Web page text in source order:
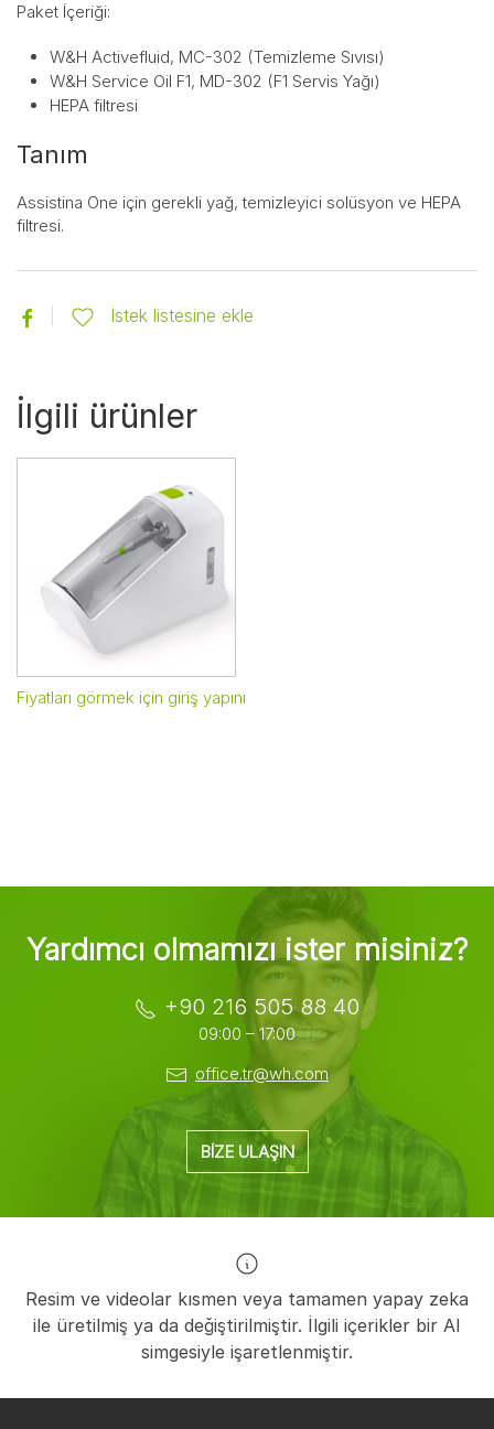
Paket İçeriği:
W&H Activefluid, MC-302 (Temizleme Sıvısı)
W&H Service Oil F1, MD-302 (F1 Servis Yağı)
HEPA filtresi
Tanım
Assistina One için gerekli yağ, temizleyici solüsyon ve HEPA
filtresi.
İstek listesine ekle
İlgili ürünler
Fiyatları görmek için giriş yapınız
Yardımcı olmamızı ister misiniz?
+90 216 505 88 40
09:00 – 17:00
office.tr@wh.com
BIZE ULAŞIN
Resim ve videolar kısmen veya tamamen yapay zeka
ile üretilmiş ya da değiştirilmiştir. İlgili içerikler bir AI
simgesiyle işaretlenmiştir.